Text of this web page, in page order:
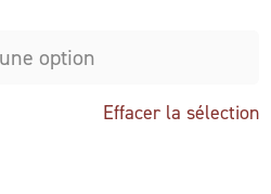
Effacer la sélection